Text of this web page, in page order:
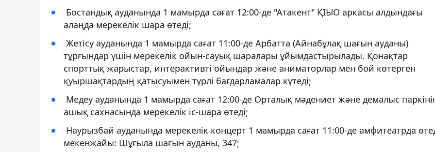
Бостандық ауданында 1 мамырда сағат 12:00-де "Атакент" ҚІЫО аркасы алдындағы
алаңда мерекелік шара өтеді;
Жетісу ауданында 1 мамырда сағат 11:00-де Арбатта (Айнабұлақ шағын ауданы)
тұрғындар үшін мерекелік ойын-сауық шаралары ұйымдастырылады. Қонақтар
спорттық жарыстар, интерактивті ойындар және аниматорлар мен бой көтерген
қуыршақтардың қатысуымен түрлі бағдарламалар күтеді;
Медеу ауданында 1 мамырда сағат 12:00-де Орталық мәдениет және демалыс
ашық сахнасында мерекелік іс-шара өтеді;
Наурызбай ауданында мерекелік концерт 1 мамырда сағат 11:00-де амфитеатрда
мекенжайы: Шұғыла шағын ауданы, 347;